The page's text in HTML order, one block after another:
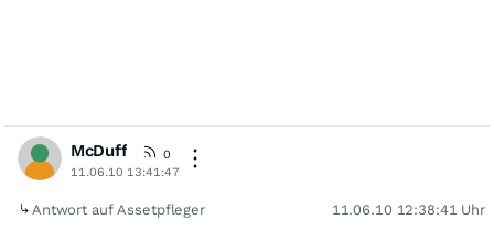
McDuff
0
11.06.10 13:41:47
Antwort auf Assetpfleger 11.06.10 12:38:41 Uhr